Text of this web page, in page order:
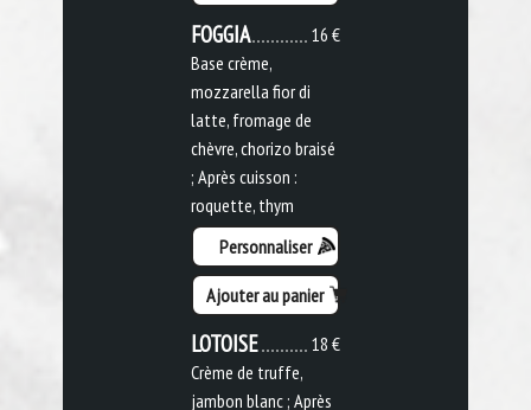
16 €
FOGGIA
Base crème,
mozzarella fior di
latte, fromage de
chèvre, chorizo braisé
; Après cuisson :
roquette, thym
Personnaliser
Ajouter au panier
18 €
LOTOISE
Crème de truffe,
jambon blanc ; Après